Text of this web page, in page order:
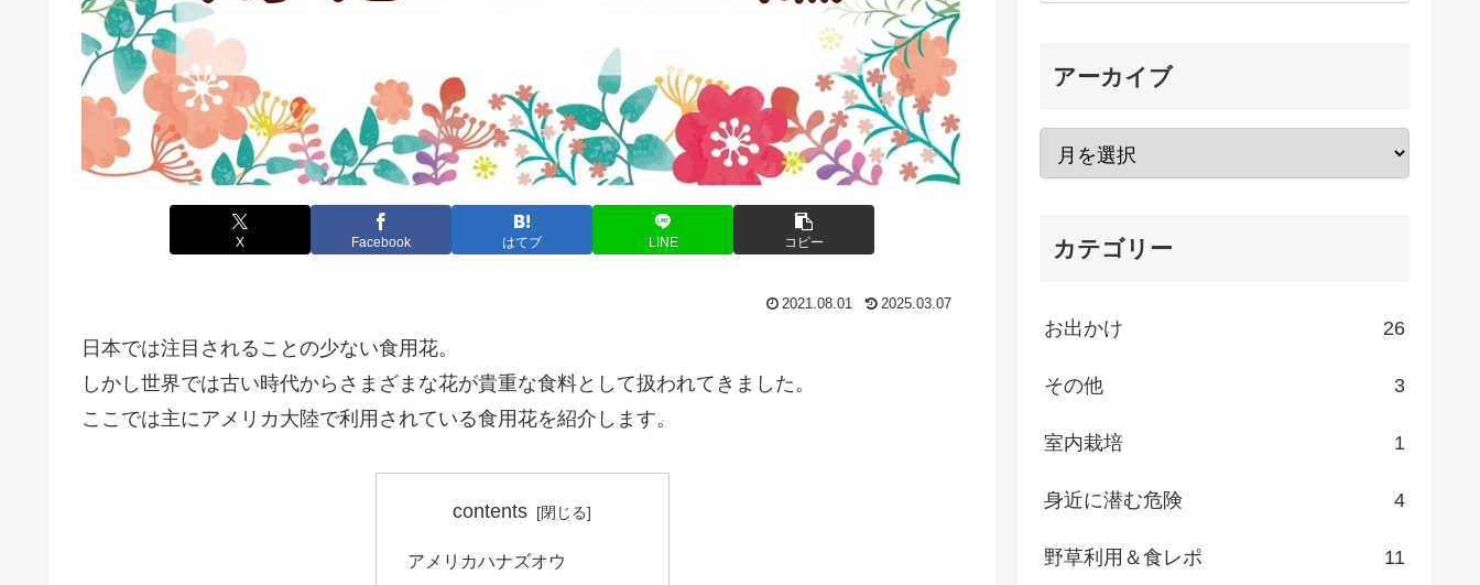
X Facebook はてブ LINE コピー
2021.08.01 2025.03.07
日本では注目されることの少ない食用花。
しかし世界では古い時代からさまざまな花が貴重な食料として扱われてきました。
ここでは主にアメリカ大陸で利用されている食用花を紹介します。
contents
アメリカハナズオウ
アーカイブ
カテゴリー
お出かけ 26
その他 3
室内栽培 1
身近に潜む危険 4
野草利用＆食レポ 11